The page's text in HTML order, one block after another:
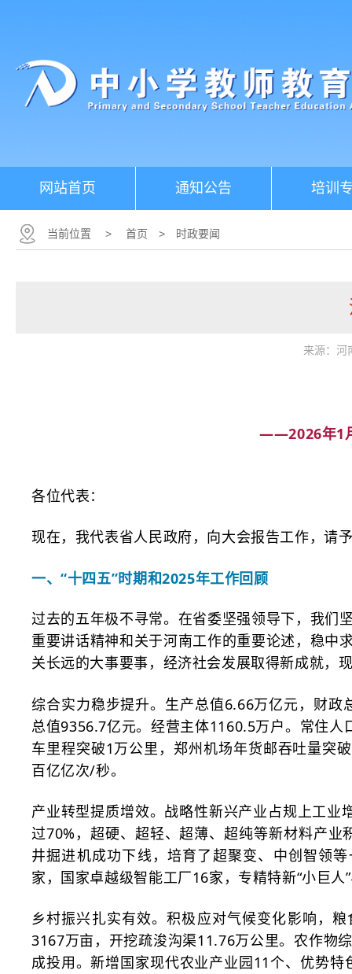
网站首页 通知公告 培训
当前位置 > 首页 > 时政要闻
来源：河
——2026年1
各位代表：
现在，我代表省人民政府，向大会报告工作，请
一、“十四五”时期和2025年工作回顾
过去的五年极不寻常。在省委坚强领导下，我们
重要讲话精神和关于河南工作的重要论述，稳中
关长远的大事要事，经济社会发展取得新成就，
综合实力稳步提升。生产总值6.66万亿元，财政
总值9356.7亿元。经营主体1160.5万户。常住人
车里程突破1万公里，郑州机场年货邮吞吐量突
百亿亿次/秒。
产业转型提质增效。战略性新兴产业占规上工业
过70%，超硬、超轻、超薄、超纯等新材料产
井掘进机成功下线，培育了超聚变、中创智领
家，国家卓越级智能工厂16家，专精特新“小巨
乡村振兴扎实有效。积极应对气候变化影响，
3167万亩，开挖疏浚沟渠11.76万公里。农作物
成投用。新增国家现代农业产业园11个、优势